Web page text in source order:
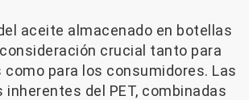
aceite almacenado en botellas
crucial tanto para
para los consumidores. Las
del PET, combinadas